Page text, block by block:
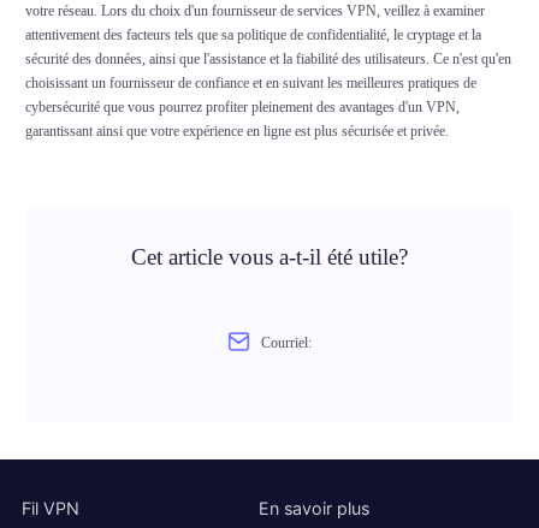
votre réseau. Lors du choix d'un fournisseur de services VPN, veillez à examiner
attentivement des facteurs tels que sa politique de confidentialité, le cryptage et la
sécurité des données, ainsi que l'assistance et la fiabilité des utilisateurs. Ce n'est qu'en
choisissant un fournisseur de confiance et en suivant les meilleures pratiques de
cybersécurité que vous pourrez profiter pleinement des avantages d'un VPN,
garantissant ainsi que votre expérience en ligne est plus sécurisée et privée.
Cet article vous a-t-il été utile?
Courriel:
Fil VPN En savoir plus